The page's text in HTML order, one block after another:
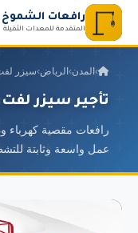
رافعات الشموخ
المتقدمة للمعدات الثقيلة
› المدن› الرياض›سيزر
تأجير سيزر
عمل واسعة وثابتة